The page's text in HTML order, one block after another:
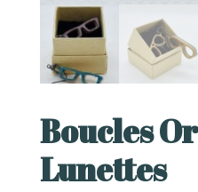
Boucles
Lunettes